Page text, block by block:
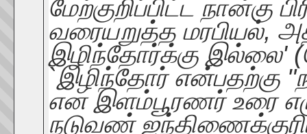
மேற்குறிப்பிட்ட
வரையறுத்த மரபியல்,
இழிந்தோர்க்கு இல்லை'
`இழிந்தோர் என்பதற்கு
என இளம்பூரணர் உரை
நடுவண்